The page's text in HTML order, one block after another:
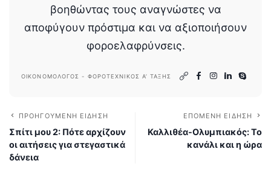
βοηθώντας τους αναγνώστες να
αποφύγουν πρόστιμα και να αξιοποιήσουν
φοροελαφρύνσεις.
ΟΙΚΟΝΟΜΟΛΌΓΟΣ - ΦΟΡΟΤΕΧΝΙΚΌΣ Α’ ΤΆΞΗΣ
ΠΡΟΗΓΟΎΜΕΝΗ ΕΊΔΗΣΗ
Σπίτι μου 2: Πότε αρχίζουν
οι αιτήσεις για στεγαστικά
δάνεια
ΕΠΌΜΕΝΗ ΕΊΔΗΣΗ
Καλλιθέα-Ολυμπιακός: Το
κανάλι και η ώρα